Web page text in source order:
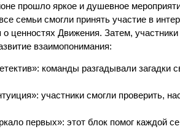
прошло яркое и душевное
семьи смогли принять участие в
о ценностях Движения. Затем,
взаимопонимания:
команды разгадывали загадки
участники смогли проверить,
первых»: этот блок помог каждой